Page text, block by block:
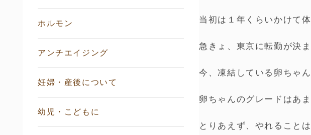
当初は１年くらいかけて
急きょ、東京に転勤が決
今、凍結している卵ちゃ
卵ちゃんのグレードはあ
とりあえず、やれること
ホルモン
アンチエイジング
妊婦・産後について
幼児・こどもに